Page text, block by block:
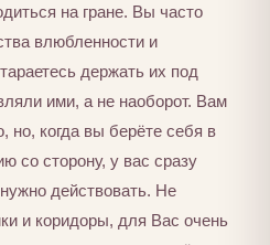
на гране. Вы часто
влюбленности и
держать их под
ими, а не наоборот. Вам
но, когда вы берёте себя в
со сторону, у вас сразу
действовать. Не
и коридоры, для Вас очень